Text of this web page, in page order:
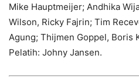
Mike Hauptmeijer; Andhika
Wilson, Ricky Fajrin; Tim
Agung; Thijmen Goppel, Boris
Pelatih: Johny Jansen.